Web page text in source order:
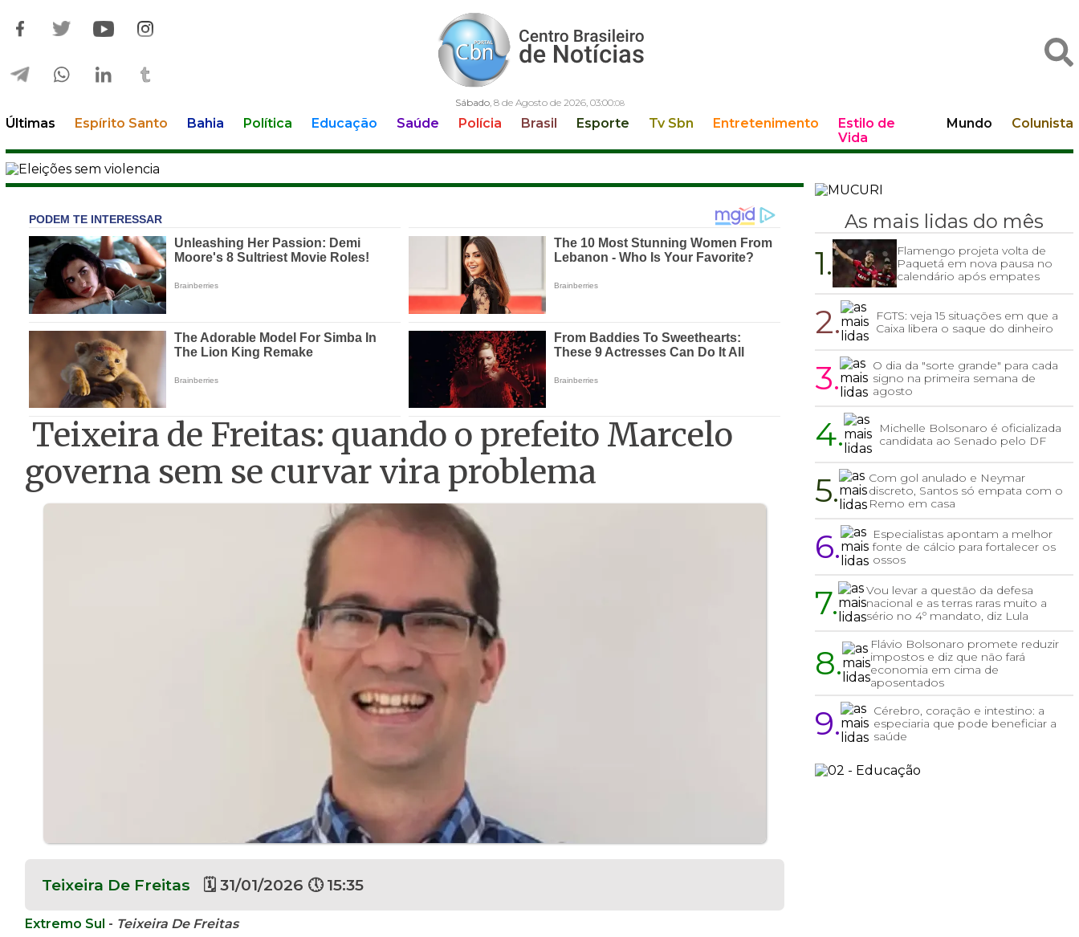
Sábado, 8 de Agosto de 2026, 03:00:09
Últimas Espírito Santo Bahia Política Educação Saúde Polícia Brasil Esporte Tv Sbn Entretenimento
Estilo de
Vida
Mundo Colunista
Teixeira de Freitas: quando o prefeito Marcelo
governa sem se curvar vira problema
Teixeira De Freitas 🗓 31/01/2026 🕔 15:35
Extremo Sul - Teixeira De Freitas
As mais lidas do mês
1.
Flamengo projeta volta de
Paquetá em nova pausa no
calendário após empates
2.
FGTS: veja 15 situações em que a
Caixa libera o saque do dinheiro
3.
O dia da "sorte grande" para cada
signo na primeira semana de
agosto
4.
Michelle Bolsonaro é oficializada
candidata ao Senado pelo DF
5.
Com gol anulado e Neymar
discreto, Santos só empata com o
Remo em casa
6.
Especialistas apontam a melhor
fonte de cálcio para fortalecer os
ossos
7.
Vou levar a questão da defesa
nacional e as terras raras muito a
sério no 4º mandato, diz Lula
8.
Flávio Bolsonaro promete reduzir
impostos e diz que não fará
economia em cima de
aposentados
9.
Cérebro, coração e intestino: a
especiaria que pode beneficiar a
saúde